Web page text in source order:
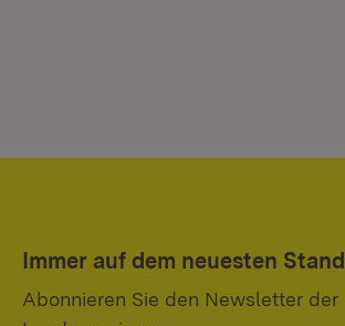
Immer auf dem neuesten Stand
Abonnieren Sie den Newsletter der